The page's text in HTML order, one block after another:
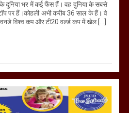
के दुनिया भर में कई फैंस हैं। वह दुनिया के सबसे
पर हैं।कोहली अभी करीब 36 साल के हैं। वे
वनडे विश्व कप और टी20 वर्ल्ड कप में खेल […]